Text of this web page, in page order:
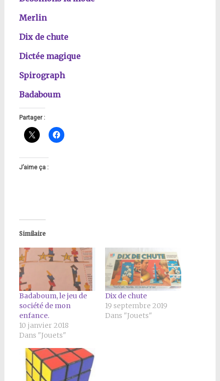
Merlin
Dix de chute
Dictée magique
Spirograph
Badaboum
Partager :
J’aime ça :
Similaire
Badaboum, le jeu de
société de mon
enfance.
10 janvier 2018
Dans "Jouets"
Dix de chute
19 septembre 2019
Dans "Jouets"